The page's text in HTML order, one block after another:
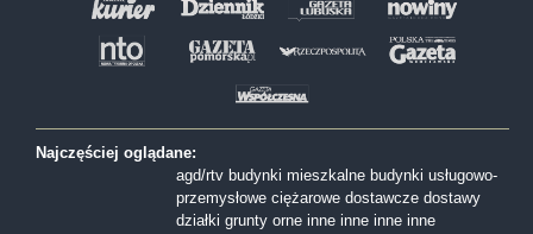
Najczęściej oglądane:
agd/rtv budynki mieszkalne budynki usługowo-
przemysłowe ciężarowe dostawcze dostawy
działki grunty orne inne inne inne inne